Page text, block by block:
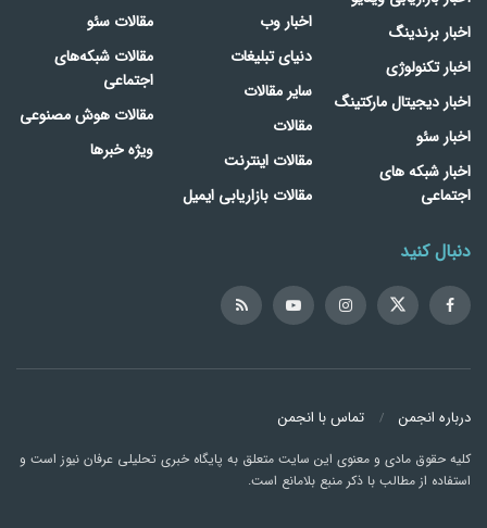
اخبار برندینگ
اخبار تکنولوژی
اخبار دیجیتال مارکتینگ
اخبار سئو
اخبار شبکه های
اجتماعی
اخبار وب
دنیای تبلیغات
سایر مقالات
مقالات
مقالات اینترنت
مقالات بازاریابی ایمیل
مقالات سئو
مقالات شبکه‌های
اجتماعی
مقالات هوش مصنوعی
ویژه خبرها
دنبال کنید
درباره انجمن تماس با انجمن
کلیه حقوق مادی و معنوی این سایت متعلق به پایگاه خبری تحلیلی عرفان نیوز است و
استفاده از مطالب با ذکر منبع بلامانع است.